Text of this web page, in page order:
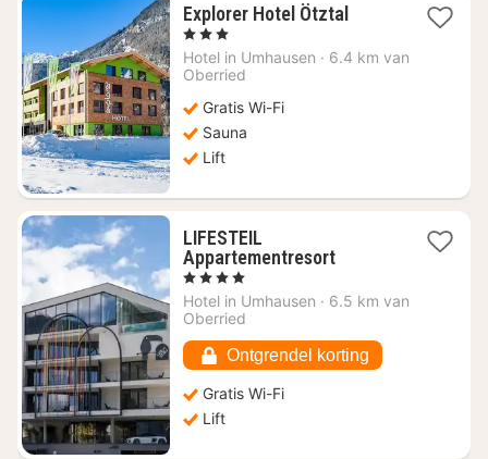
Explorer Hotel Ötztal1
vanaf
, 3 Sterren
Hotel in Umhausen · 6.4 km van
Oberried
Gratis Wi-Fi
Sauna
Lift
LIFESTEIL
Appartementresort1
vanaf
, 4 Sterren
Hotel in Umhausen · 6.5 km van
Oberried
Ontgrendel korting
Gratis Wi-Fi
Lift